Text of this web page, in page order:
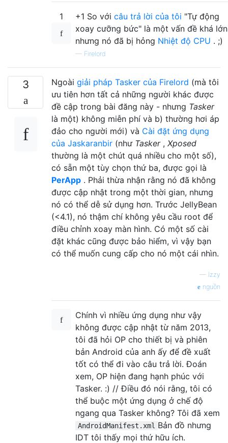
1 +1 So với câu trả lời của tôi "Tự động
xoay cưỡng bức" là một vấn đề khá lớn
nhưng nó đã bị hỏng Nhiệt độ CPU . ;)
— Firelord
3 Ngoài giải pháp Tasker của Firelord (mà tôi
ưu tiên hơn tất cả những người khác được
đề cập trong bài đăng này - nhưng Tasker
là một) không miễn phí và b) thường hơi áp
đảo cho người mới) và Cài đặt ứng dụng
của Jaskaranbir (như Tasker, Xposed
thường là một chút quá nhiều cho một số),
có sẵn một tùy chọn thứ ba, được gọi là
PerApp . Phải thừa nhận rằng nó đã không
được cập nhật trong một thời gian, nhưng
nó có thể dễ sử dụng hơn. Trước JellyBean
(<4.1), nó thậm chí không yêu cầu root để
điều chỉnh xoay màn hình. Có một số cài
đặt khác cũng được bảo hiểm, vì vậy bạn
có thể muốn cung cấp cho nó một cái nhìn.
— Izzy
nguồn
Chính vì nhiều ứng dụng như vậy
không được cập nhật từ năm 2013,
tôi đã hỏi OP cho thiết bị và phiên
bản Android của anh ấy để đề xuất
tốt có thể đi vào câu trả lời. Đoán
xem, OP hiện đang hạnh phúc với
Tasker. :) // Điều đó nói rằng, tôi có
thể buộc một ứng dụng ở chế độ
ngang qua Tasker không? Tôi đã xem
AndroidManifest.xml Bản đồ nhưng
IDT tôi thấy mọi thứ hữu ích.